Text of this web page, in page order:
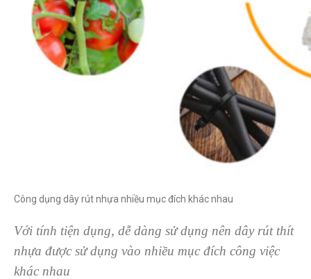
Công dụng dây rút nhựa nhiều mục đích khác nhau
Với tính tiện dụng, dễ dàng sử dụng nên dây rút thít
nhựa được sử dụng vào nhiều mục đích công việc
khác nhau